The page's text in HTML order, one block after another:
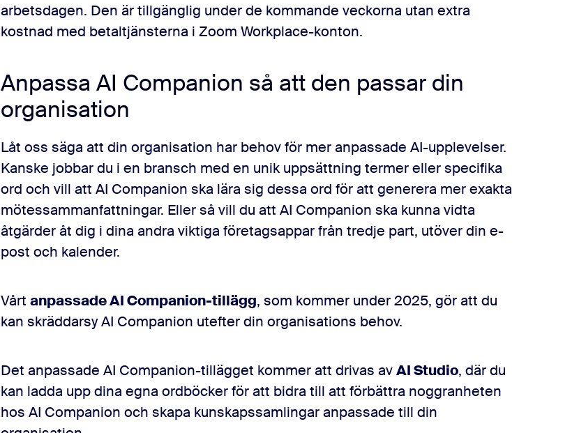
arbetsdagen. Den är tillgänglig under de kommande veckorna utan extra
kostnad med betaltjänsterna i Zoom Workplace-konton.
Anpassa AI Companion så att den passar din
organisation
Låt oss säga att din organisation har behov för mer anpassade AI-upplevelser.
Kanske jobbar du i en bransch med en unik uppsättning termer eller specifika
ord och vill att AI Companion ska lära sig dessa ord för att generera mer exakta
mötessammanfattningar. Eller så vill du att AI Companion ska kunna vidta
åtgärder åt dig i dina andra viktiga företagsappar från tredje part, utöver din e-
post och kalender.
Vårt anpassade AI Companion-tillägg, som kommer under 2025, gör att du
kan skräddarsy AI Companion utefter din organisations behov.
Det anpassade AI Companion-tillägget kommer att drivas avAI Studio, där du
kan ladda upp dina egna ordböcker för att bidra till att förbättra noggranheten
hos AI Companion och skapa kunskapssamlingar anpassade till din